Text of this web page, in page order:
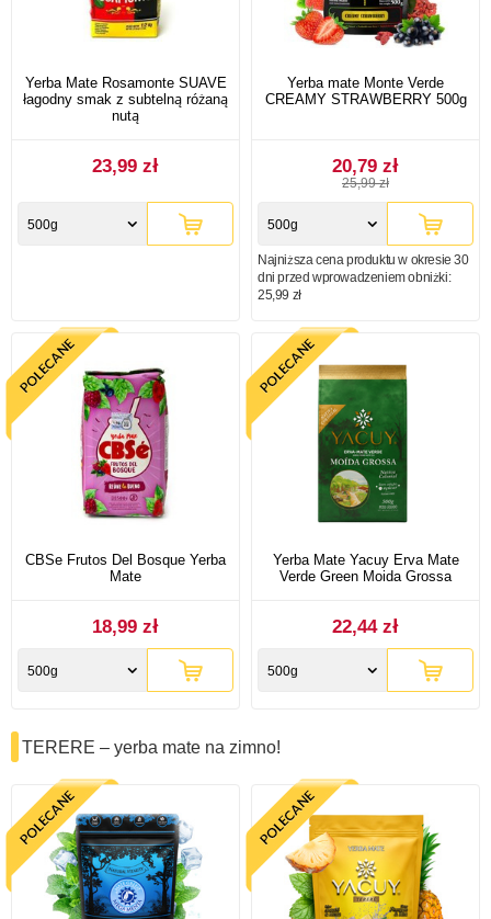
Yerba Mate Rosamonte SUAVE
łagodny smak z subtelną różaną
nutą
23,99 zł
500g
Yerba mate Monte Verde
CREAMY STRAWBERRY 500g
20,79 zł
25,99 zł
500g
Najniższa cena produktu w okresie 30
dni przed wprowadzeniem obniżki:
25,99 zł
CBSe Frutos Del Bosque Yerba
Mate
18,99 zł
500g
Yerba Mate Yacuy Erva Mate
Verde Green Moida Grossa
22,44 zł
500g
TERERE – yerba mate na zimno!